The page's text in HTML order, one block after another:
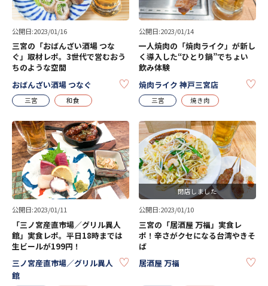
公開日:2023/01/16
三宮の「おばんざい酒場 つな
ぐ」取材レポ。3世代で営むおう
ちのような空間
おばんざい酒場 つなぐ
KEEP
三宮 和食
公開日:2023/01/14
一人焼肉の「焼肉ライク」が新し
く導入した“ひとり鍋”でちょい
飲み体験
焼肉ライク 神戸三宮店
三宮 焼き肉
公開日:2023/01/11
「三ノ宮産直市場／グリル異人
館」実食レポ。平日18時までは
生ビールが199円！
三ノ宮産直市場／グリル異人
館
KEEP
閉店しました
公開日:2023/01/10
三宮の「居酒屋 万福」実食レ
ポ！辛さがクセになる台湾やきそ
ば
居酒屋 万福